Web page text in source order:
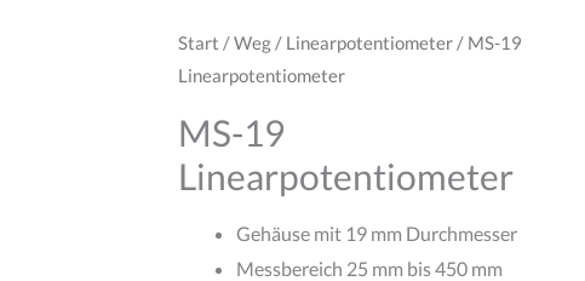
Start /Weg/ Linearpotentiometer/ MS-19
Linearpotentiometer
MS-19
Linearpotentiometer
Gehäuse mit 19 mm Durchmesser
Messbereich 25 mm bis 450 mm